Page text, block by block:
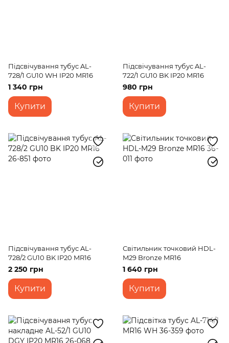
Підсвічування тубус AL-
728/1 GU10 WH IP20 MR16
1 340 грн
Купити
Підсвічування тубус AL-
722/1 GU10 BK IP20 MR16
980 грн
Купити
Підсвічування тубус AL-
728/2 GU10 BK IP20 MR16
2 250 грн
Купити
Світильник точковий HDL-
M29 Bronze MR16
1 640 грн
Купити